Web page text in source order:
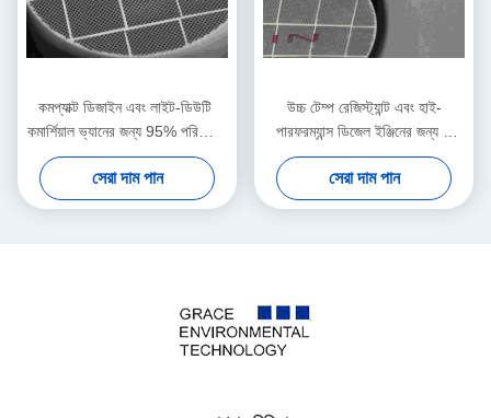
কমপ্যাক্ট ডিজাইন এবং লাইট-ডিউটি ​​
কমার্শিয়াল ভ্যানের জন্য 95% পরিশোধন
হার ডিপিএফ
সেরা দাম পান
উচ্চ টেম্প রেজিস্ট্যান্ট এবং হাই-
পারফরম্যান্স ডিজেল ইঞ্জিনের জন্য 2
kPa লো ড্রপ DPF
সেরা দাম পান